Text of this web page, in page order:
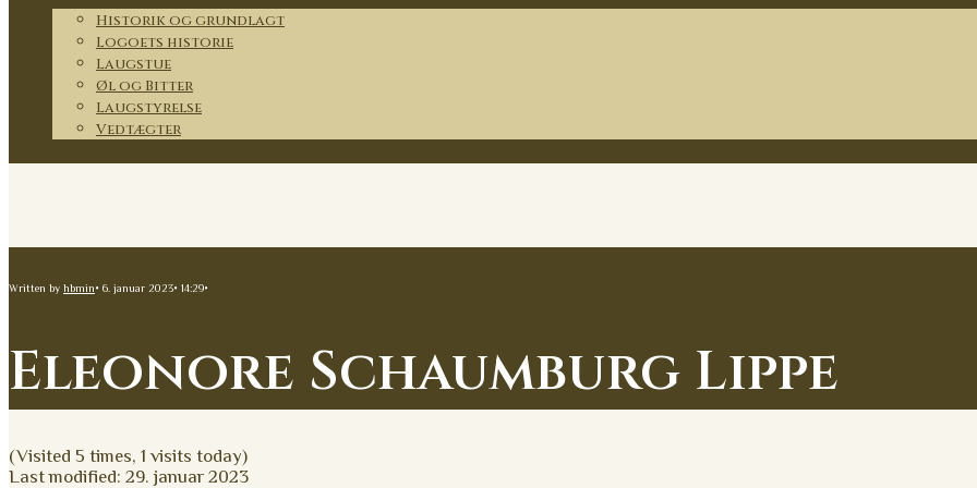
Historik og grundlagt
Logoets historie
Laugstue
Øl og Bitter
Laugstyrelse
Vedtægter
Written by hbmin• 6. januar 2023• 14:29•
Eleonore Schaumburg Lippe
(Visited 5 times, 1 visits today)
Last modified: 29. januar 2023